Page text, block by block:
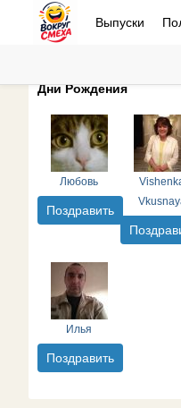
Выпуски
Дни Рождения
Любовь
Поздравить
Илья
Поздравить